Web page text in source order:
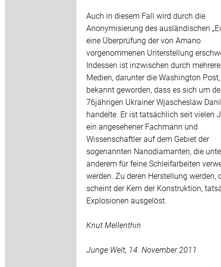
Auch in diesem Fall wird durch die
Anonymisierung des ausländischen
eine Überprüfung der von Amano
vorgenommenen Unterstellung
Indessen ist inzwischen durch mehrere
Medien, darunter die Washington Post,
bekannt geworden, dass es sich um
76jährigen Ukrainer Wjascheslaw
handelte. Er ist tatsächlich seit vielen
ein angesehener Fachmann und
Wissenschaftler auf dem Gebiet der
sogenannten Nanodiamanten, die
anderem für feine Schleifarbeiten
werden. Zu deren Herstellung werden,
scheint der Kern der Konstruktion,
Explosionen ausgelöst.
Knut Mellenthin
Junge Welt, 14. November 2011